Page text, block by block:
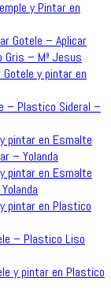
y Pintar en
Gotele – Aplicar
Gris – Mª Jesus
y pintar en
– Plastico Sideral –
pintar en Esmalte
– Yolanda
pintar en Esmalte
pintar en Plastico
– Plastico Liso
y pintar en Plastico